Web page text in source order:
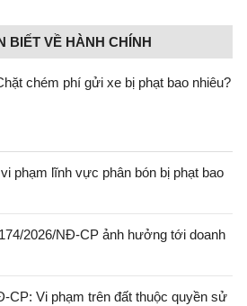
BIẾT VỀ HÀNH CHÍNH
chém phí gửi xe bị phạt bao nhiêu?
phạm lĩnh vực phân bón bị phạt bao
2026/NĐ-CP ảnh hưởng tới doanh
CP: Vi phạm trên đất thuộc quyền sử